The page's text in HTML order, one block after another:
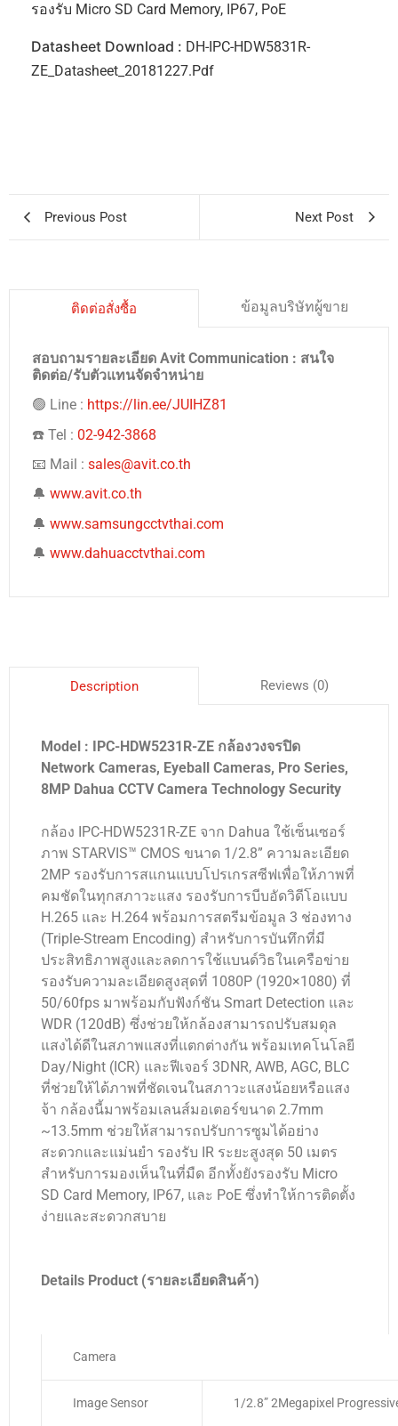
รองรับ Micro SD Card Memory, IP67, PoE
Datasheet Download : DH-IPC-HDW5831R-
ZE_Datasheet_20181227.pdf
Previous Post Next Post
ติดต่อสั่งซื้อ ข้อมูลบริษัทผู้ขาย
สอบถามรายละเอียด Avit Communication : สนใจ
ติดต่อ/รับตัวแทนจัดจำหน่าย
🟢 Line : https://lin.ee/JUIHZ81
☎️ Tel : 02-942-3868
📧 Mail : sales@avit.co.th
🔔 www.avit.co.th
🔔 www.samsungcctvthai.com
🔔 www.dahuacctvthai.com
Description Reviews (0)
Model : IPC-HDW5231R-ZE กล้องวงจรปิด
Network Cameras, Eyeball Cameras, Pro Series,
8MP Dahua CCTV Camera Technology Security
กล้อง IPC-HDW5231R-ZE จาก Dahua ใช้เซ็นเซอร์
ภาพ STARVIS™ CMOS ขนาด 1/2.8” ความละเอียด
2MP รองรับการสแกนแบบโปรเกรสซีฟเพื่อให้ภาพที่
คมชัดในทุกสภาวะแสง รองรับการบีบอัดวิดีโอแบบ
H.265 และ H.264 พร้อมการสตรีมข้อมูล 3 ช่องทาง
(triple-Stream Encoding) สำหรับการบันทึกที่มี
ประสิทธิภาพสูงและลดการใช้แบนด์วิธในเครือข่าย
รองรับความละเอียดสูงสุดที่ 1080P (1920×1080) ที่
50/60fps มาพร้อมกับฟังก์ชัน Smart Detection และ
WDR (120dB) ซึ่งช่วยให้กล้องสามารถปรับสมดุล
แสงได้ดีในสภาพแสงที่แตกต่างกัน พร้อมเทคโนโลยี
Day/Night (ICR) และฟีเจอร์ 3DNR, AWB, AGC, BLC
ที่ช่วยให้ได้ภาพที่ชัดเจนในสภาวะแสงน้อยหรือแสง
จ้า กล้องนี้มาพร้อมเลนส์มอเตอร์ขนาด 2.7mm
~13.5mm ช่วยให้สามารถปรับการซูมได้อย่าง
สะดวกและแม่นยำ รองรับ IR ระยะสูงสุด 50 เมตร
สำหรับการมองเห็นในที่มืด อีกทั้งยังรองรับ Micro
SD Card Memory, IP67, และ PoE ซึ่งทำให้การติดตั้ง
ง่ายและสะดวกสบาย
Details Product (รายละเอียดสินค้า)
Camera
Image Sensor 1/2.8” 2Megapixel